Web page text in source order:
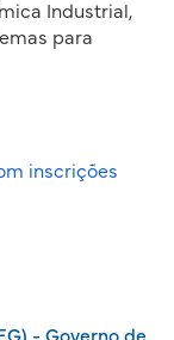
Industrial,
para
inscrições
- Governo de